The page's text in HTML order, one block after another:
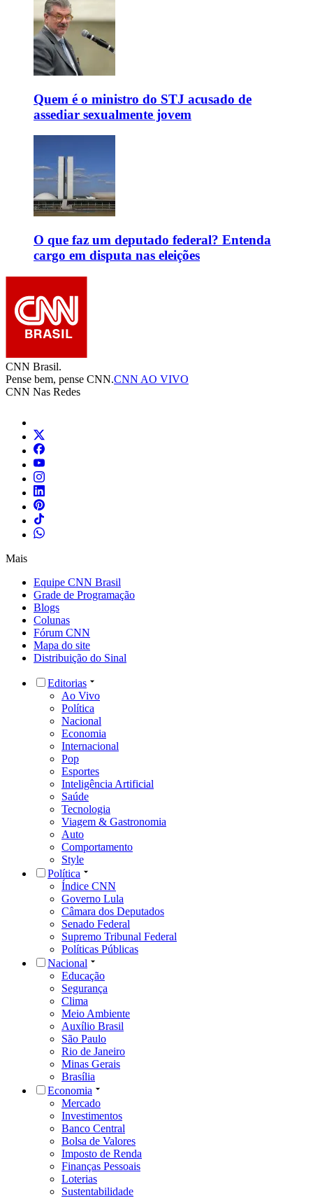
Quem é o ministro do STJ acusado de
assediar sexualmente jovem
O que faz um deputado federal? Entenda
cargo em disputa nas eleições
CNN Brasil.
Pense bem, pense CNN.CNN AO VIVO
CNN Nas Redes
Mais
Equipe CNN Brasil
Grade de Programação
Blogs
Colunas
Fórum CNN
Mapa do site
Distribuição do Sinal
Editorias
Ao Vivo
Política
Nacional
Economia
Internacional
Pop
Esportes
Inteligência Artificial
Saúde
Tecnologia
Viagem & Gastronomia
Auto
Comportamento
Style
Política
Índice CNN
Governo Lula
Câmara dos Deputados
Senado Federal
Supremo Tribunal Federal
Políticas Públicas
Nacional
Educação
Segurança
Clima
Meio Ambiente
Auxílio Brasil
São Paulo
Rio de Janeiro
Minas Gerais
Brasília
Economia
Mercado
Investimentos
Banco Central
Bolsa de Valores
Imposto de Renda
Finanças Pessoais
Loterias
Sustentabilidade